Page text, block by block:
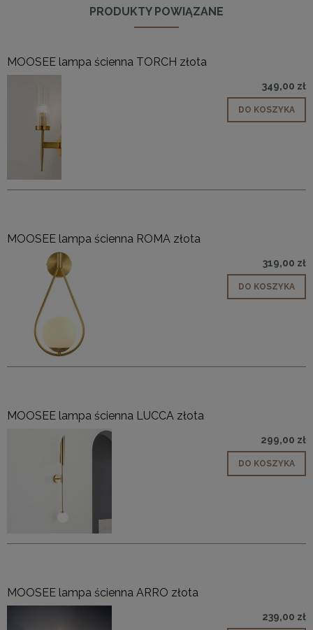
PRODUKTY POWIĄZANE
MOOSEE lampa ścienna TORCH złota
349,00 zł
DO KOSZYKA
MOOSEE lampa ścienna ROMA złota
319,00 zł
DO KOSZYKA
MOOSEE lampa ścienna LUCCA złota
299,00 zł
DO KOSZYKA
MOOSEE lampa ścienna ARRO złota
239,00 zł